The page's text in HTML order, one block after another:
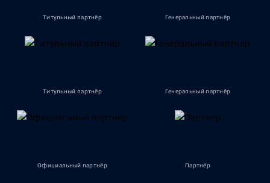
Титульный партнёр Генеральный партнёр
Титульный партнёр Генеральный партнёр
Официальный партнёр Партнёр